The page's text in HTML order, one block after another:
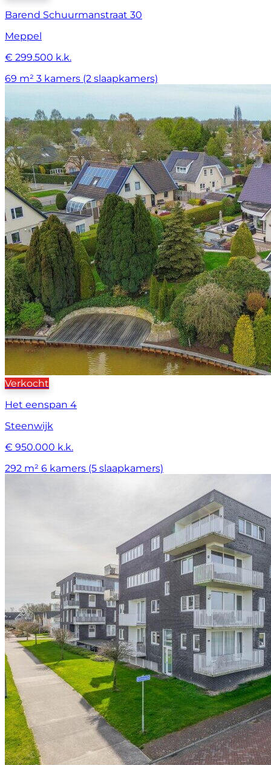
Barend Schuurmanstraat 30
Meppel
€ 299.500 k.k.
69 m² 3 kamers (2 slaapkamers)
Verkocht
Het eenspan 4
Steenwijk
€ 950.000 k.k.
292 m² 6 kamers (5 slaapkamers)